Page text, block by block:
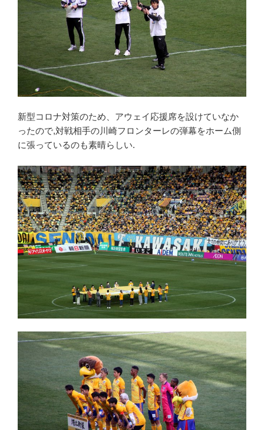
新型コロナ対策のため、アウェイ応援席を設けていなか
ったので,対戦相手の川崎フロンターレの弾幕をホーム側
に張っているのも素晴らしい.